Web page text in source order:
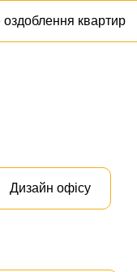
квартир
Дизайн офісу